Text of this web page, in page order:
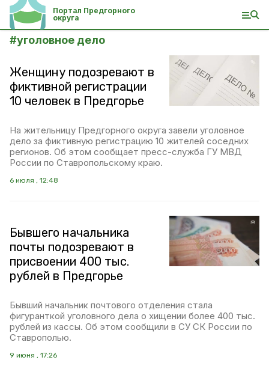
Портал Предгорного
округа
#уголовное дело
Женщину подозревают в
фиктивной регистрации
10 человек в Предгорье
На жительницу Предгорного округа завели уголовное
дело за фиктивную регистрацию 10 жителей соседних
регионов. Об этом сообщает пресс-служба ГУ МВД
России по Ставропольскому краю.
6 июля , 12:48
Бывшего начальника
почты подозревают в
присвоении 400 тыс.
рублей в Предгорье
Бывший начальник почтового отделения стала
фигуранткой уголовного дела о хищении более 400 тыс.
рублей из кассы. Об этом сообщили в СУ СК России по
Ставрополью.
9 июня , 17:26